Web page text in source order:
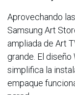
Aprovechando
Samsung Art
ampliada de Art
grande. El
simplifica la
empaque